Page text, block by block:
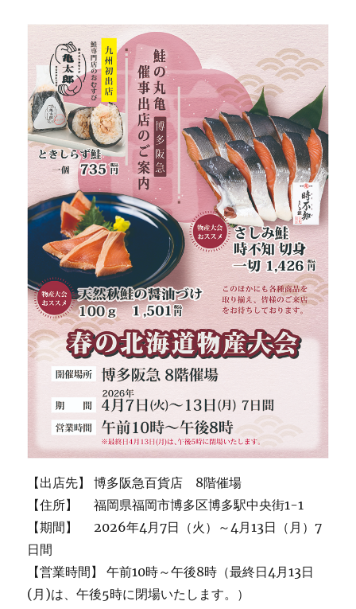
【出店先】 博多阪急百貨店 8階催場
【住所】 福岡県福岡市博多区博多駅中央街1-1
【期間】 2026年4月7日（火）～4月13日（月）7
日間
【営業時間】 午前10時～午後8時（最終日4月13日
(月)は、午後5時に閉場いたします。）